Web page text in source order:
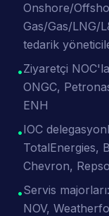
Onshore/
Gas/Gas/LNG/
tedarik
•Ziyaretçi
ONGC,
ENH
•IOC
TotalEnergies,
Chevron,
•Servis
NOV,